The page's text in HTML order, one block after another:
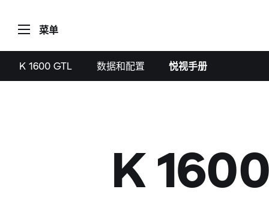
菜单
K 1600 GTL 数据和配置 悦视手册
K